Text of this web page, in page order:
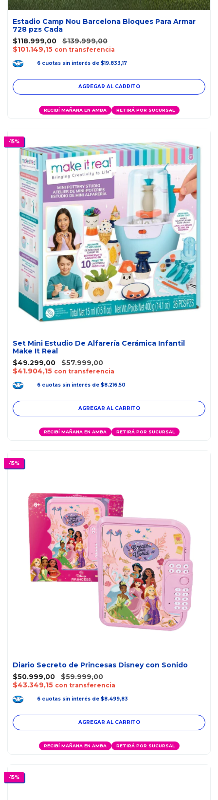
Estadio Camp Nou Barcelona Bloques Para Armar
728 pzs Cada
$118.999,00
$139.999,00
$101.149,15 con transferencia
6 cuotas sin interés de $19.833,17
RECIBÍ MAÑANA EN AMBA RETIRÁ POR SUCURSAL
-15%
Set Mini Estudio De Alfarería Cerámica Infantil
Make It Real
$49.299,00
$57.999,00
$41.904,15 con transferencia
6 cuotas sin interés de $8.216,50
RECIBÍ MAÑANA EN AMBA RETIRÁ POR SUCURSAL
-15%
Diario Secreto de Princesas Disney con Sonido
$50.999,00
$59.999,00
$43.349,15 con transferencia
6 cuotas sin interés de $8.499,83
RECIBÍ MAÑANA EN AMBA RETIRÁ POR SUCURSAL
-15%